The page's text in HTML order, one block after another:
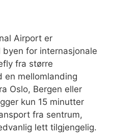
Airport er
for internasjonale
fra større
en mellomlanding
Oslo, Bergen eller
kun 15 minutter
fra sentrum,
lett tilgjengelig.